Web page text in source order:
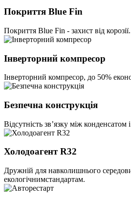
Покриття Blue Fin
Покриття Blue Fin - захист від
Інверторний компресор
Інверторний компресор, до 50%
Безпечна конструкція
Відсутність зв’язку між
Холодоагент R32
Дружній для навколишнього
екологічнимстандартам.